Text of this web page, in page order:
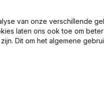
Vorm
van onze verschillende
laten ons ook toe om
Dit om het algemene